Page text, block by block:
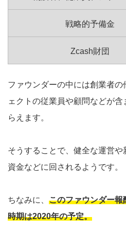
戦略的予備金
Zcash財団
ファウンダーの中には創業者
ェクトの従業員や顧問などが
らえます。
そうすることで、健全な運営
資金などに回されるようです。
ちなみに、 このファウンダー
時期は2020年の予定。